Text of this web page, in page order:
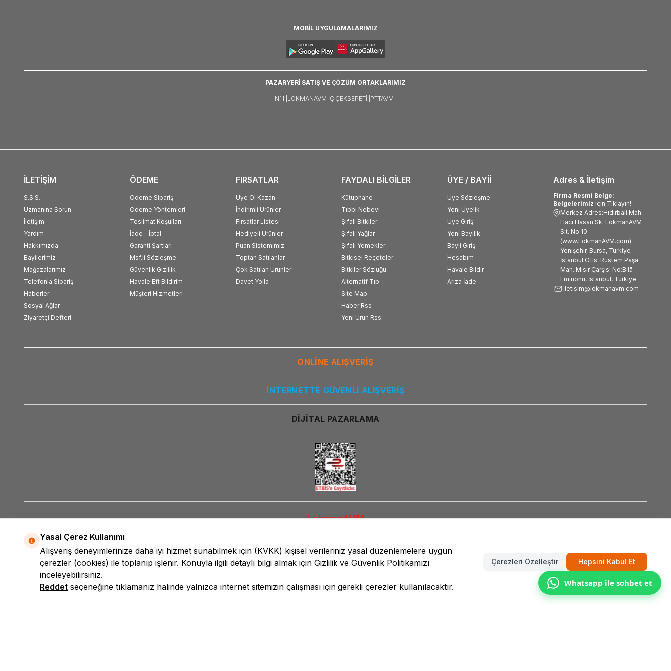
Whatsapp ile sohbet et
MOBİL UYGULAMALARIMIZ
PAZARYERİ SATIŞ VE ÇÖZÜM ORTAKLARIMIZ
N11 | LOKMANAVM | ÇIÇEKSEPETI | PTTAVM |
Adres & İletişim
Firma Resmi Belge:
Belgelerimiz için Tıklayın!
Merkez Adres:Hıdırbali Mah.
Hacı Hasan Sk. LokmanAVM
Sit. No:10
(www.LokmanAVM.com)
Yenişehir, Bursa, Türkiye
İstanbul Ofis: Rüstem Paşa
Mah. Mısır Çarşısı No:Bilâ
Eminönü, İstanbul, Türkiye
iletisim@lokmanavm.com
İLETİŞİM
S.S.S.
Uzmanına Sorun
İletişim
Yardım
Hakkımızda
Bayilerimiz
Mağazalarımız
Telefonla Sipariş
Haberler
Sosyal Ağlar
Ziyaretçi Defteri
ÖDEME
Ödeme Sipariş
Ödeme Yöntemleri
Teslimat Koşulları
İade - İptal
Garanti Şartları
Msf.li Sözleşme
Güvenlik Gizlilik
Havale Eft Bildirim
Müşteri Hizmetleri
FIRSATLAR
Üye Ol Kazan
İndirimli Ürünler
Fırsatlar Listesi
Hediyeli Ürünler
Puan Sistemimiz
Toptan Satılanlar
Çok Satılan Ürünler
Davet Yolla
FAYDALI BİLGİLER
Kütüphane
Tıbbi Nebevi
Şifalı Bitkiler
Şifalı Yağlar
Şifalı Yemekler
Bitkisel Reçeteler
Bitkiler Sözlüğü
Alternatif Tıp
Site Map
Haber Rss
Yeni Ürün Rss
ÜYE / BAYİİ
Üye Sözleşme
Yeni Üyelik
Üye Giriş
Yeni Bayilik
Bayii Giriş
Hesabım
Havale Bildir
Arıza İade
ONLİNE ALIŞVERİŞ
İNTERNETTE GÜVENLİ ALIŞVERİŞ
DİJİTAL PAZARLAMA
LokmanAVM
Yasal Çerez Kullanımı
Alışveriş deneyimlerinize daha iyi hizmet sunabilmek için (KVKK) kişisel verileriniz yasal düzenlemelere uygun
çerezler (cookies) ile toplanıp işlenir. Konuyla ilgili detaylı bilgi almak için Gizlilik ve Güvenlik Politikamızı
inceleyebilirsiniz.
Reddet seçeneğine tıklamanız halinde yalnızca internet sitemizin çalışması için gerekli çerezler kullanılacaktır.
Çerezleri Özelleştir Hepsini Kabul Et